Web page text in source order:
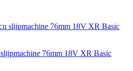
76mm 18V XR Basic